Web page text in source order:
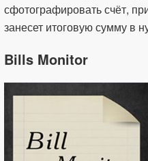
сфотографировать счёт,
занесет итоговую сумму в
Bills Monitor